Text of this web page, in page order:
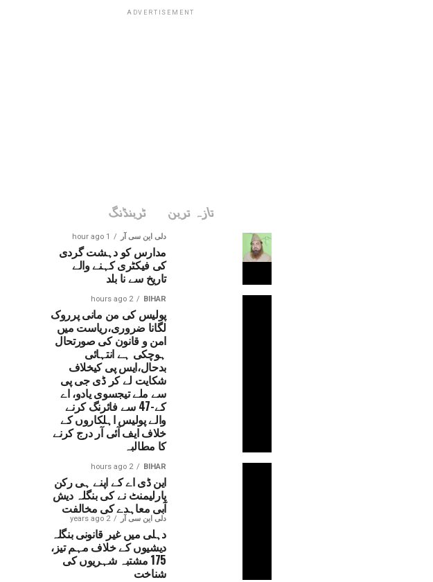
ADVERTISEMENT
تازہ ترین ٹرینڈنگ
دلی این سی آر 1 hour ago
مدارس کو دہشت گردی
کی فیکٹری کہنے والے
تاریخ سے نا بلد
BIHAR
2 hours ago
پولیس کی من مانی پرروک
لگانا ضروری،ریاست میں
امن و قانون کی صورتحال
ہوچکی ہے انتہائی
بدحال،ایس پی کیخلاف
شکایت لے کر ڈی جی پی
سے ملے تیجسوی یادو، اے
کے-47 سے فائرنگ کرنے
والے پولیس اہلکاروں کے
خلاف ایف آئی آر درج کرنے
کا مطالبہ
BIHAR
2 hours ago
این ڈی اے کے اپنے ہی رکن
پارلیمنٹ نے کی بنگلہ دیش
آبی معاہدے کی مخالفت
دلی این سی آر 2 years ago
دہلی میں غیر قانونی بنگلہ
دیشیوں کے خلاف مہم تیز،
175 مشتبہ شہریوں کی
شناخت